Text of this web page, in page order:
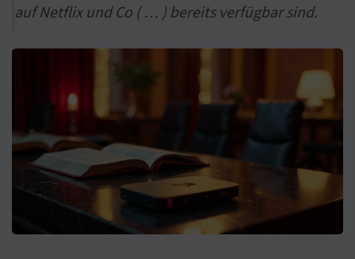
auf Netflix und Co ( … ) bereits verfügbar sind.